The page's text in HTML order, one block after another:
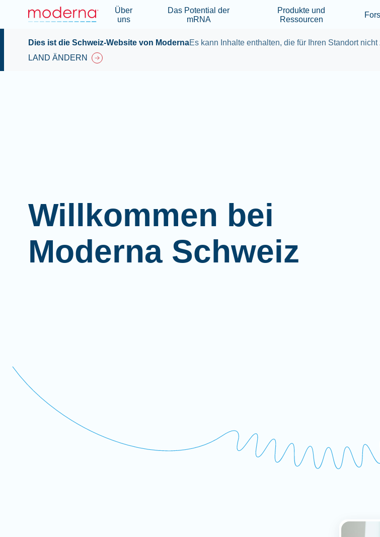
Skip to
Über
uns
Das Potential der
mRNA
Produkte und
Ressourcen
Dies ist die Schweiz-Website von ModernaEs kann Inhalte enthalten, die für Ihren Standort nicht
LAND ÄNDERN
Willkommen bei
Moderna Schweiz